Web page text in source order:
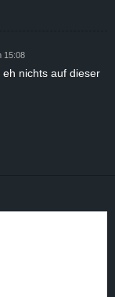
15:08
nichts auf dieser